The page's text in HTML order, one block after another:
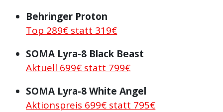
Behringer Proton
Top 289€ statt 319€
SOMA Lyra-8 Black Beast
Aktuell 699€ statt 799€
SOMA Lyra-8 White Angel
Aktionspreis 699€ statt 795€